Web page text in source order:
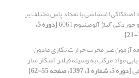
اصطکاکی اغتشاشی با تعداد پاس مختلف بر
آلیاژ آلومینیوم 6061 [دوره 5،
آزمون غیر مخرب حرارت نگاری مادون
مواد مرکب به وسیله فیلتر آشکار ساز
[دوره 5، شماره 1، 1397، صفحه 55-62]